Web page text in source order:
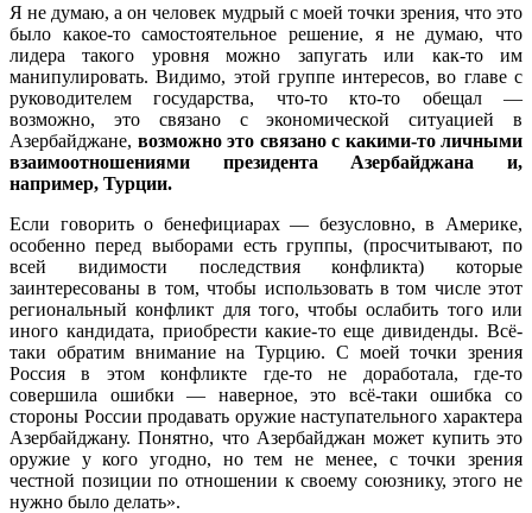
Я не думаю, а он человек мудрый с моей точки зрения, что это
было какое-то самостоятельное решение, я не думаю, что
лидера такого уровня можно запугать или как-то им
манипулировать. Видимо, этой группе интересов, во главе с
руководителем государства, что-то кто-то обещал —
возможно, это связано с экономической ситуацией в
Азербайджане, возможно это связано с какими-то личными
взаимоотношениями президента Азербайджана и,
например, Турции.
Если говорить о бенефициарах — безусловно, в Америке,
особенно перед выборами есть группы, (просчитывают, по
всей видимости последствия конфликта) которые
заинтересованы в том, чтобы использовать в том числе этот
региональный конфликт для того, чтобы ослабить того или
иного кандидата, приобрести какие-то еще дивиденды. Всё-
таки обратим внимание на Турцию. С моей точки зрения
Россия в этом конфликте где-то не доработала, где-то
совершила ошибки — наверное, это всё-таки ошибка со
стороны России продавать оружие наступательного характера
Азербайджану. Понятно, что Азербайджан может купить это
оружие у кого угодно, но тем не менее, с точки зрения
честной позиции по отношении к своему союзнику, этого не
нужно было делать».